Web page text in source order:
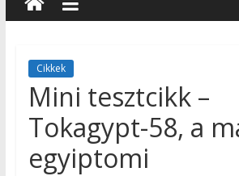
Cikkek
Mini tesztcikk –
Tokagypt-58, a
egyiptomi